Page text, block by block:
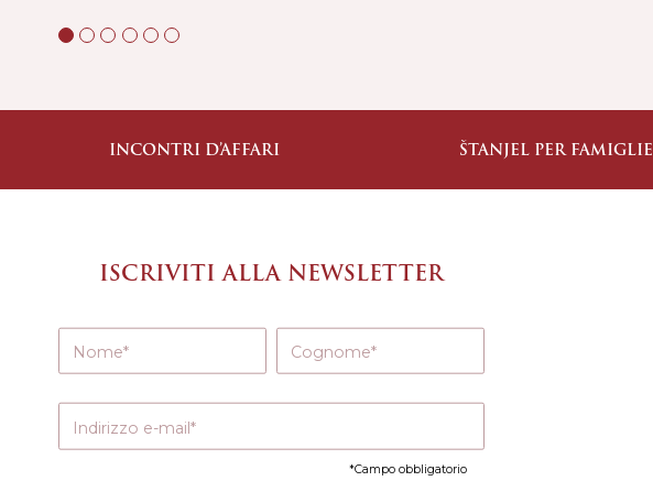
INCONTRI D’AFFARI ŠTANJEL PER FAMIGLIE
ISCRIVITI ALLA NEWSLETTER
Nome Cognome
Indirizzo e-mail
Campo obbligatorio